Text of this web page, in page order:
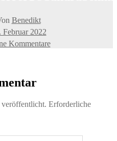
Benedikt
Februar 2022
Kommentarezu
Erforderliche